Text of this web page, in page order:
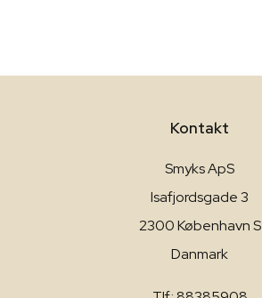
Kontakt
Smyks ApS
Isafjordsgade 3
2300 København S
Danmark